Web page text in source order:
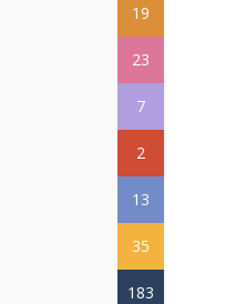
19
23
7
2
13
35
183